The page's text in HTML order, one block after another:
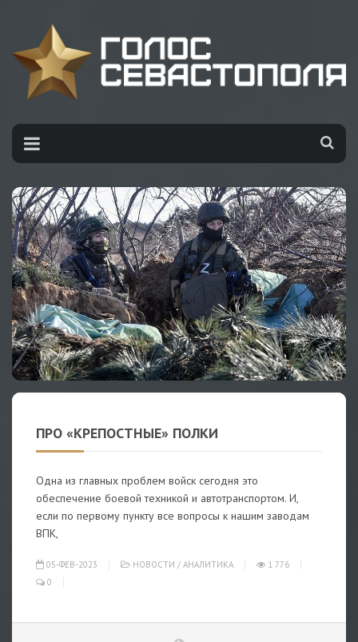
ПРО «КРЕПОСТНЫЕ» ПОЛКИ
Одна из главных проблем войск сегодня это
обеспечение боевой техникой и автотранспортом. И,
если по первому пункту все вопросы к нашим заводам
ВПК,
05-ФЕВ-2023 НОВОСТИ / АНАЛИТИКА
1 776
0